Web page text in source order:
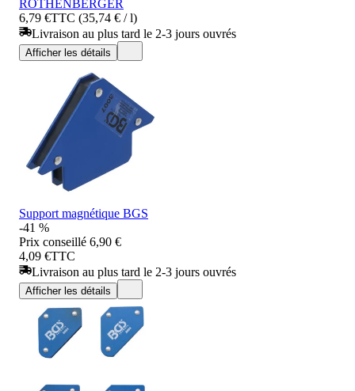
ROTHENBERGER
6,79 €TTC (35,74 € / l)
Livraison au plus tard le 2-3 jours ouvrés
Afficher les détails
Support magnétique BGS
-41 %
Prix conseillé 6,90 €
4,09 €TTC
Livraison au plus tard le 2-3 jours ouvrés
Afficher les détails